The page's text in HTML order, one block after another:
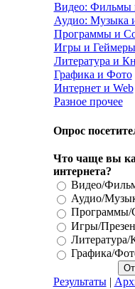
Видео: Фильмы
Аудио: Музыка
Программы и
Игры и Геймеры
Литература и
Графика и Фото
Интернет и Web
Разное прочее
Опрос
Что чаще вы
интернета?
Видео/
Аудио/
Программы/
Игры/
Графика/
Результаты|